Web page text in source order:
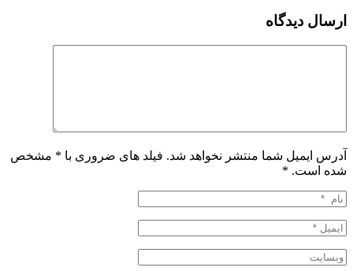
ارسال دیدگاه
آدرس ایمیل شما منتشر نخواهد شد. فیلد های ضروری با * مشخص
شده است. *